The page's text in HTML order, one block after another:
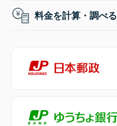
料金を計算・調べる